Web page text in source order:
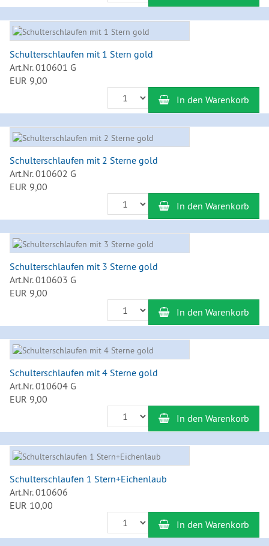
Schulterschlaufen mit 1 Stern gold
Art.Nr. 010601 G
EUR 9,00
Anzahl
In den Warenkorb
Schulterschlaufen mit 2 Sterne gold
Art.Nr. 010602 G
EUR 9,00
Anzahl
In den Warenkorb
Schulterschlaufen mit 3 Sterne gold
Art.Nr. 010603 G
EUR 9,00
Anzahl
In den Warenkorb
Schulterschlaufen mit 4 Sterne gold
Art.Nr. 010604 G
EUR 9,00
Anzahl
In den Warenkorb
Schulterschlaufen 1 Stern+Eichenlaub
Art.Nr. 010606
EUR 10,00
Anzahl
In den Warenkorb